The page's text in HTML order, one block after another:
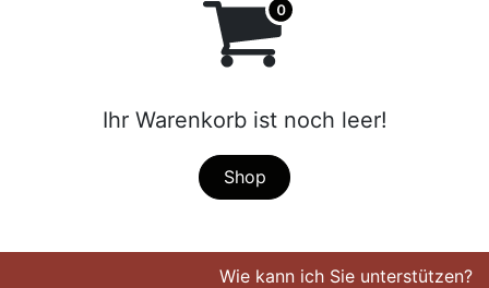
Ihr Warenkorb ist noch leer!
Shop
Wie kann ich Sie unterstützen?